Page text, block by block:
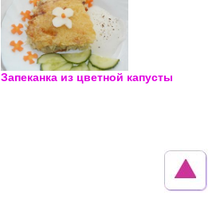
Запеканка из цветной капусты